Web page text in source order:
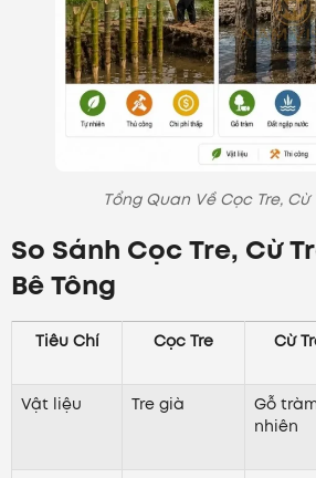
Tổng Quan Về Cọc Tre,
So Sánh Cọc Tre, Cừ
Bê Tông
Tiêu Chí Cọc Tre Cừ
Vật liệu
Tre già
Gỗ
nhiên